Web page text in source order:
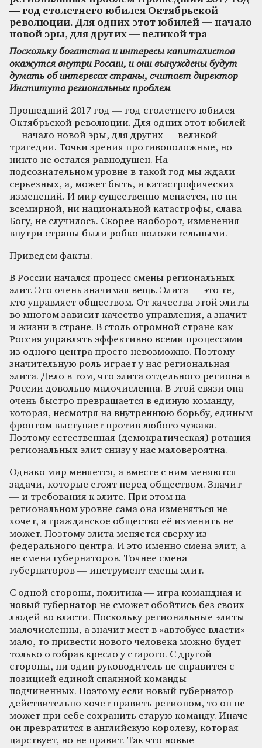
— год столетнего юбилея Октябрьской
революции. Для одних этот юбилей — начало
новой эры, для других — великой тра
Поскольку богатства и интересы капиталистов
окажутся внутри России, и они вынуждены будут
думать об интересах страны, считает директор
Института региональных проблем
Прошедший 2017 год — год столетнего юбилея
Октябрьской революции. Для одних этот юбилей
— начало новой эры, для других — великой
трагедии. Точки зрения противоположные, но
никто не остался равнодушен. На
подсознательном уровне в такой год мы ждали
серьезных, а, может быть, и катастрофических
изменений. И мир существенно меняется, но ни
всемирной, ни национальной катастрофы, слава
Богу, не случилось. Скорее наоборот, изменения
внутри страны были робко положительными.
Приведем факты.
В России начался процесс смены региональных
элит. Это очень значимая вещь. Элита — это те,
кто управляет обществом. От качества этой элиты
во многом зависит качество управления, а значит
и жизни в стране. В столь огромной стране как
Россия управлять эффективно всеми процессами
из одного центра просто невозможно. Поэтому
значительную роль играет у нас региональная
элита. Дело в том, что элита отдельного региона в
России довольно малочисленна. В этой связи она
очень быстро превращается в единую команду,
которая, несмотря на внутреннюю борьбу, единым
фронтом выступает против любого чужака.
Поэтому естественная (демократическая) ротация
региональных элит снизу у нас маловероятна.
Однако мир меняется, а вместе с ним меняются
задачи, которые стоят перед обществом. Значит
— и требования к элите. При этом на
региональном уровне сама она изменяться не
хочет, а гражданское общество её изменить не
может. Поэтому элита меняется сверху из
федерального центра. И это именно смена элит, а
не смена губернаторов. Точнее смена
губернаторов — инструмент смены элит.
С одной стороны, политика — игра командная и
новый губернатор не сможет обойтись без своих
людей во власти. Поскольку региональные элиты
малочисленны, а значит мест в «автобусе власти»
мало, то привести нового человека можно будет
только отобрав кресло у старого. С другой
стороны, ни один руководитель не справится с
позицией единой спаянной команды
подчиненных. Поэтому если новый губернатор
действительно хочет править регионом, то он не
может при себе сохранить старую команду. Иначе
он превратится в английскую королеву, которая
царствует, но не правит. Так что новые